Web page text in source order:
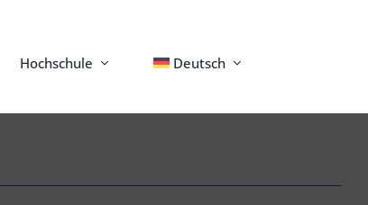
Hochschule Deutsch